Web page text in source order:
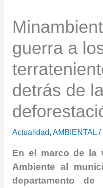
guerra a
detrás de
Actualidad,AMBIENTAL /
En el marco de la
Ambiente al
departamento de